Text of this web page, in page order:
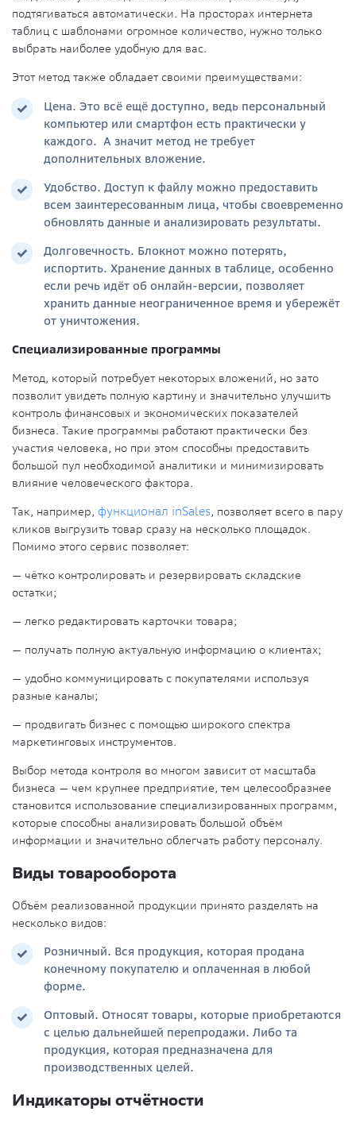
подтягиваться автоматически. На просторах интернета
таблиц с шаблонами огромное количество, нужно только
выбрать наиболее удобную для вас.
Этот метод также обладает своими преимуществами:
Цена. Это всё ещё доступно, ведь персональный
компьютер или смартфон есть практически у
каждого. А значит метод не требует
дополнительных вложение.
Удобство. Доступ к файлу можно предоставить
всем заинтересованным лица, чтобы своевременно
обновлять данные и анализировать результаты.
Долговечность. Блокнот можно потерять,
испортить. Хранение данных в таблице, особенно
если речь идёт об онлайн-версии, позволяет
хранить данные неограниченное время и убережёт
от уничтожения.
Специализированные программы
Метод, который потребует некоторых вложений, но зато
позволит увидеть полную картину и значительно улучшить
контроль финансовых и экономических показателей
бизнеса. Такие программы работают практически без
участия человека, но при этом способны предоставить
большой пул необходимой аналитики и минимизировать
влияние человеческого фактора.
Так, например, функционал inSales, позволяет всего в пару
кликов выгрузить товар сразу на несколько площадок.
Помимо этого сервис позволяет:
— чётко контролировать и резервировать складские
остатки;
— легко редактировать карточки товара;
— получать полную актуальную информацию о клиентах;
— удобно коммуницировать с покупателями используя
разные каналы;
— продвигать бизнес с помощью широкого спектра
маркетинговых инструментов.
Выбор метода контроля во многом зависит от масштаба
бизнеса — чем крупнее предприятие, тем целесообразнее
становится использование специализированных программ,
которые способны анализировать большой объём
информации и значительно облегчать работу персоналу.
Виды товарооборота
Объём реализованной продукции принято разделять на
несколько видов:
Розничный. Вся продукция, которая продана
конечному покупателю и оплаченная в любой
форме.
Оптовый. Относят товары, которые приобретаются
с целью дальнейшей перепродажи. Либо та
продукция, которая предназначена для
производственных целей.
Индикаторы отчётности